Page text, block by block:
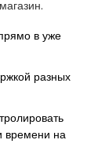
в уже
разных
времени на